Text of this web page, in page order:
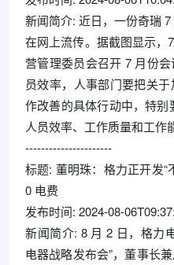
新闻简介: 近日，一份奇瑞
在网上流传。据截图显示，
营管理委员会召开 7 月份
员效率，人事部门要把关
作改善的具体行动中，特别
人员效率、工作质量和工作
----------------------
标题: 董明珠：格力正开发“
0 电费
发布时间: 2024-08-
新闻简介: 8 月 2 日，格力
电器战略发布会”，董事长